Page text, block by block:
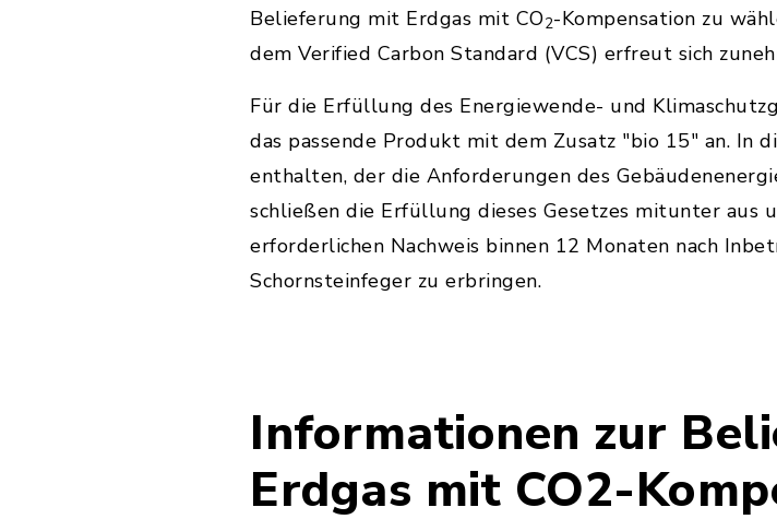
Belieferung mit Erdgas mit CO2-Kompensation zu
dem Verified Carbon Standard (VCS) erfreut sich
Für die Erfüllung des Energiewende- und
das passende Produkt mit dem Zusatz "bio 15" an. In
enthalten, der die Anforderungen des
schließen die Erfüllung dieses Gesetzes mitunter aus
erforderlichen Nachweis binnen 12 Monaten nach
Schornsteinfeger zu erbringen.
Informationen zur
Erdgas mit CO2-